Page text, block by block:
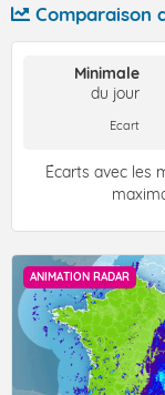
Comparaison
Minimale
du jour
Ecart
Écarts avec les
ANIMATION RADAR